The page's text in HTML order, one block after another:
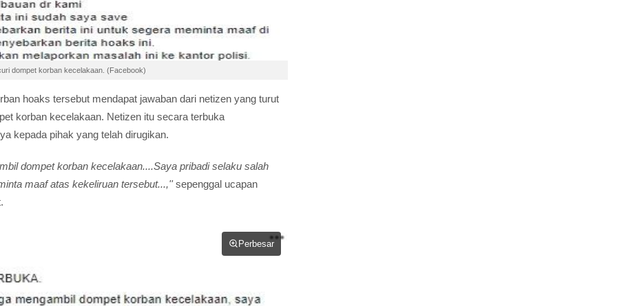
dompet korban kecelakaan. (Facebook)
hoaks tersebut mendapat jawaban dari netizen yang turut
korban kecelakaan. Netizen itu secara terbuka
kepada pihak yang telah dirugikan.
dompet korban kecelakaan....Saya pribadi selaku salah
maaf atas kekeliruan tersebut...,''sepenggal ucapan
Perbesar